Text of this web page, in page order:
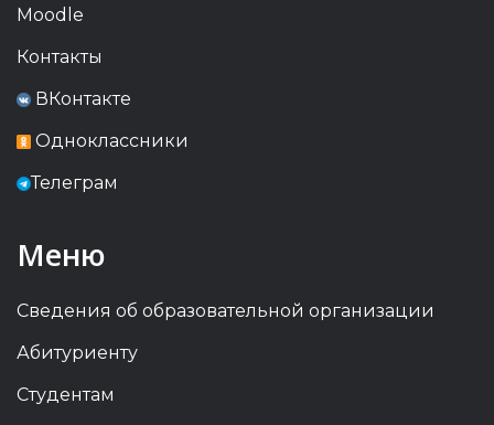
Moodle
Контакты
ВКонтакте
Одноклассники
Телеграм
Меню
Сведения об образовательной организации
Абитуриенту
Студентам